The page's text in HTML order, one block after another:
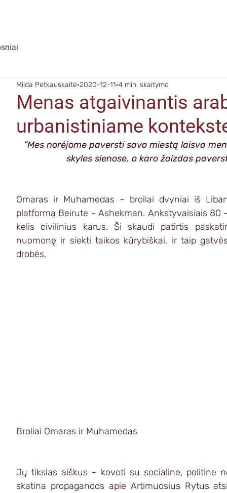
Menas atgaivinantis
urbanistiniame
Milda Petkauskaitė 2020-12-11 4 min. skaitymo
“Mes norėjome paversti savo miestą laisva
skyles sienose, o karo žaizdas
Omaras ir Muhamedas - broliai dvyniai iš
platformą Beirute - Ashekman. Ankstyvaisiais 80
kelis civilinius karus. Ši skaudi patirtis
nuomonę ir siekti taikos kūrybiškai, ir taip
drobės.
Broliai Omaras ir Muhamedas
Jų tikslas aiškus - kovoti su socialine, politine
skatina propagandos apie Artimuosius Rytus